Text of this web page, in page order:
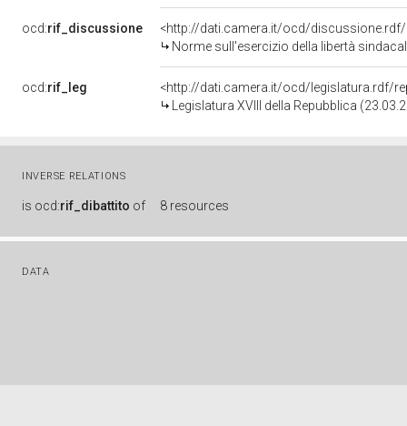
ocd:rif_discussione
<http://dati.camera.it/ocd/discussione.rdf/
Norme sull'esercizio della libertà sindacale del personale delle Forze
ocd:rif_leg
<http://dati.camera.it/ocd/legislatura.rdf/
Legislatura XVIII della Repubblica
INVERSE RELATIONS
is ocd:rif_dibattito of 8 resources
DATA